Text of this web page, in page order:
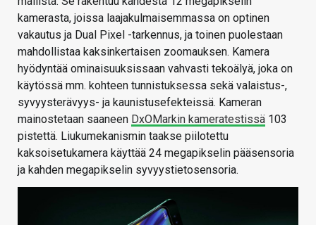
kamerasta, joissa laajakulmaisemmassa on optinen
vakautus ja Dual Pixel -tarkennus, ja toinen puolestaan
mahdollistaa kaksinkertaisen zoomauksen. Kamera
hyödyntää ominaisuuksissaan vahvasti tekoälyä, joka on
käytössä mm. kohteen tunnistuksessa sekä valaistus-,
syvyysterävyys- ja kaunistusefekteissä. Kameran
mainostetaan saaneen DxOMarkin kameratestissä 103
pistettä. Liukumekanismin taakse piilotettu
kaksoisetukamera käyttää 24 megapikselin pääsensoria
ja kahden megapikselin syvyystietosensoria.